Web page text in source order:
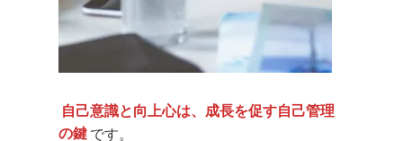
自己意識と向上心は、成長を促す自己管理
の鍵です。